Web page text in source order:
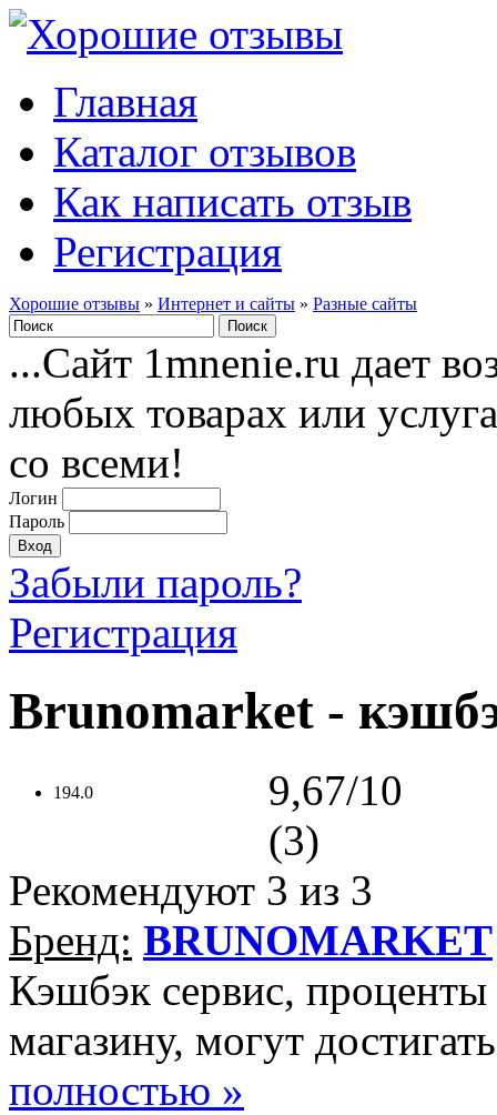
Главная
Каталог отзывов
Как написать отзыв
Регистрация
Хорошие отзывы » Интернет и сайты » Разные сайты
...Сайт 1mnenie.ru дает
любых товарах или
со всеми!
Логин
Пароль
Забыли пароль?
Регистрация
Brunomarket -
194.0
9,67/10
(3)
Рекомендуют 3 из 3
Бренд: BRUNOMARKET
Кэшбэк сервис, проценты
магазину, могут
полностью »